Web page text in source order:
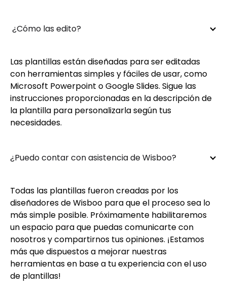
¿Cómo las edito?
Las plantillas están diseñadas para ser editadas
con herramientas simples y fáciles de usar, como
Microsoft Powerpoint o Google Slides. Sigue las
instrucciones proporcionadas en la descripción de
la plantilla para personalizarla según tus
necesidades.
¿Puedo contar con asistencia de Wisboo?
Todas las plantillas fueron creadas por los
diseñadores de Wisboo para que el proceso sea lo
más simple posible. Próximamente habilitaremos
un espacio para que puedas comunicarte con
nosotros y compartirnos tus opiniones. ¡Estamos
más que dispuestos a mejorar nuestras
herramientas en base a tu experiencia con el uso
de plantillas!